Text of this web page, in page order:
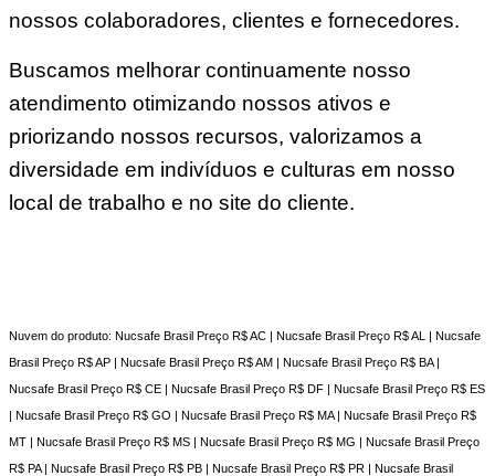
nossos colaboradores, clientes e fornecedores.
Buscamos melhorar continuamente nosso
atendimento otimizando nossos ativos e
priorizando nossos recursos, valorizamos a
diversidade em indivíduos e culturas em nosso
local de trabalho e no site do cliente.
Nuvem do produto: Nucsafe Brasil Preço R$ AC | Nucsafe Brasil Preço R$ AL | Nucsafe
Brasil Preço R$ AP | Nucsafe Brasil Preço R$ AM | Nucsafe Brasil Preço R$ BA |
Nucsafe Brasil Preço R$ CE | Nucsafe Brasil Preço R$ DF | Nucsafe Brasil Preço R$ ES
| Nucsafe Brasil Preço R$ GO | Nucsafe Brasil Preço R$ MA | Nucsafe Brasil Preço R$
MT | Nucsafe Brasil Preço R$ MS | Nucsafe Brasil Preço R$ MG | Nucsafe Brasil Preço
R$ PA | Nucsafe Brasil Preço R$ PB | Nucsafe Brasil Preço R$ PR | Nucsafe Brasil